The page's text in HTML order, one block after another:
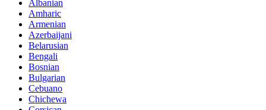
Albanian
Amharic
Armenian
Azerbaijani
Belarusian
Bengali
Bosnian
Bulgarian
Cebuano
Chichewa